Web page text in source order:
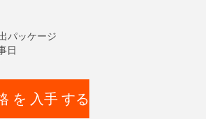
パッケージ
日
を 入手 する